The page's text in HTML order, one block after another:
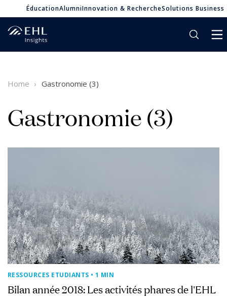
ÉducationAlumniInnovation & RechercheSolutions Business
Home Gastronomie (3)
Gastronomie (3)
RESSOURCES ETUDIANTS • 1 MIN
Bilan année 2018: Les activités phares de l'EHL